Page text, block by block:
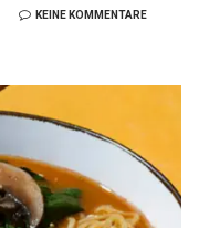
KEINE KOMMENTARE